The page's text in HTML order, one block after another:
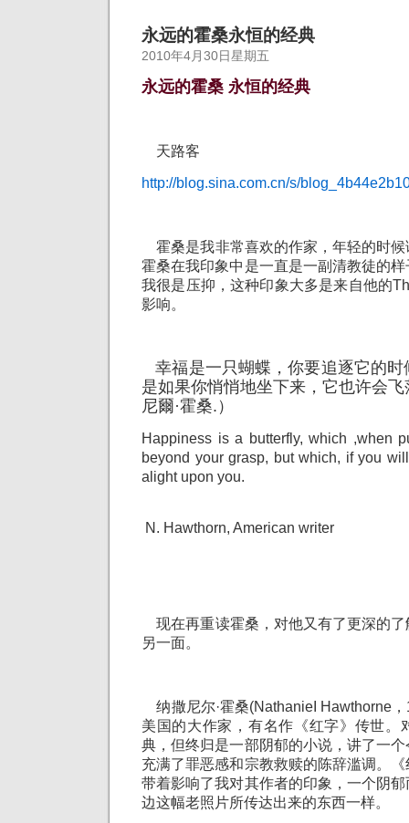
永远的霍桑永恒的经典
2010年4月30日星期五
永远的霍桑 永恒的经典
天路客
http://blog.sina.com.cn/s/
霍桑是我非常喜欢的作家，年轻的时候
霍桑在我印象中是一直是一副清教徒的
我很是压抑，这种印象大多是来自他的
影响。
幸福是一只蝴蝶，你要追逐它的时
是如果你悄悄地坐下来，它也许会
尼爾·霍桑.）
Happiness is a butterfly, which ,when
beyond your grasp, but which, if you
alight upon you.
N. Hawthorn, American writer
现在再重读霍桑，对他又有了更深的了
另一面。
纳撒尼尔·霍桑(NathanieI Hawthorne
美国的大作家，有名作《红字》传世。
典，但终归是一部阴郁的小说，讲了一
充满了罪恶感和宗教救赎的陈辞滥调。
带着影响了我对其作者的印象，一个阴
边这幅老照片所传达出来的东西一样。